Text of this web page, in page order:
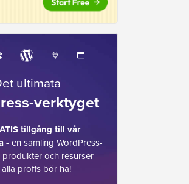
ultimata
verktyget
tillgång till vår
- en samling WordPress-
produkter och resurser
proffs bör ha!